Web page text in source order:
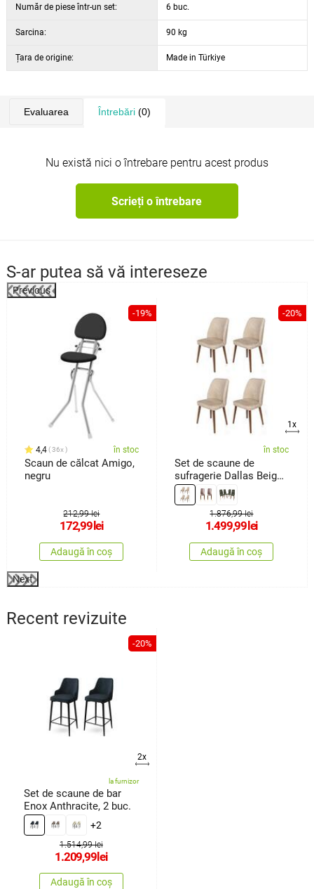
Număr de piese într-un set: 6 buc.
Sarcina: 90 kg
Țara de origine: Made in Türkiye
Evaluarea Întrebări(0)
Nu există nici o întrebare pentru acest produs
Scrieți o întrebare
S-ar putea să vă intereseze
Previous
-19%
4,4 36x în stoc
Scaun de călcat Amigo,
negru
212,99 lei
172,99 lei
Adaugă în coș
-20%
1x
în stoc
Set de scaune de
sufragerie Dallas Beige
and Brown, 4 buc.
1.876,99 lei
1.499,99 lei
Adaugă în coș
Next
Recent revizuite
-20%
2x
la furnizor
Set de scaune de bar
Enox Anthracite, 2 buc.
+2
1.514,99 lei
1.209,99lei
Adaugă în coș